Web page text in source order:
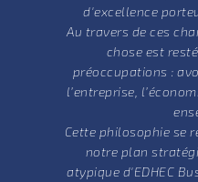
d'excellence
Au travers de ces
chose est
préoccupations :
l’entreprise,
Cette philosophie se
notre plan
atypique d'EDHEC